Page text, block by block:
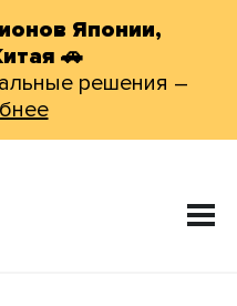
Японии,
🚗
решения –